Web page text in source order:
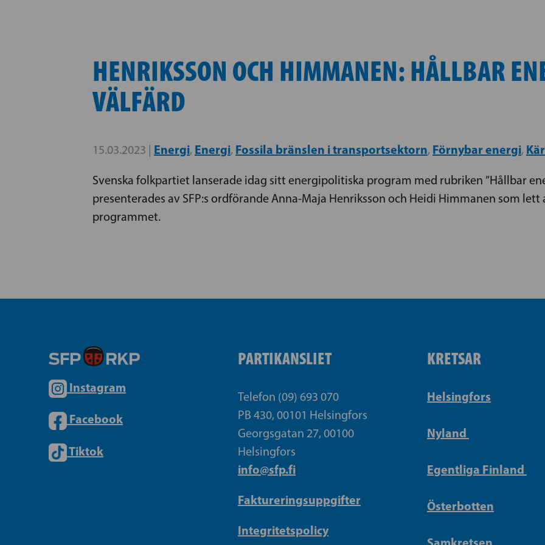
HENRIKSSON OCH HIMMANEN: HÅLLBAR
VÄLFÄRD
15.03.2023 | Energi, Energi, Fossila bränslen i transportsektorn, Förnybar energi,
Svenska folkpartiet lanserade idag sitt energipolitiska program med rubriken ”Hållbar
presenterades av SFP:s ordförande Anna-Maja Henriksson och Heidi Himmanen som
programmet.
Instagram
Facebook
Tiktok
PARTIKANSLIET
Telefon (09) 693 070
PB 430, 00101 Helsingfors
Georgsgatan 27, 00100
Helsingfors
info@sfp.fi
Faktureringsuppgifter
Integritetspolicy
KRETSAR
Helsingfors
Nyland
Egentliga Finland
Österbotten